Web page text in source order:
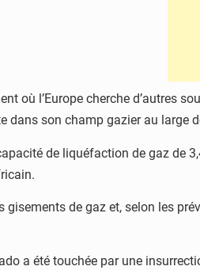
où l’Europe cherche d’autres
dans son champ gazier au large
de liquéfaction de gaz
gisements de gaz et, selon les
a été touchée par une